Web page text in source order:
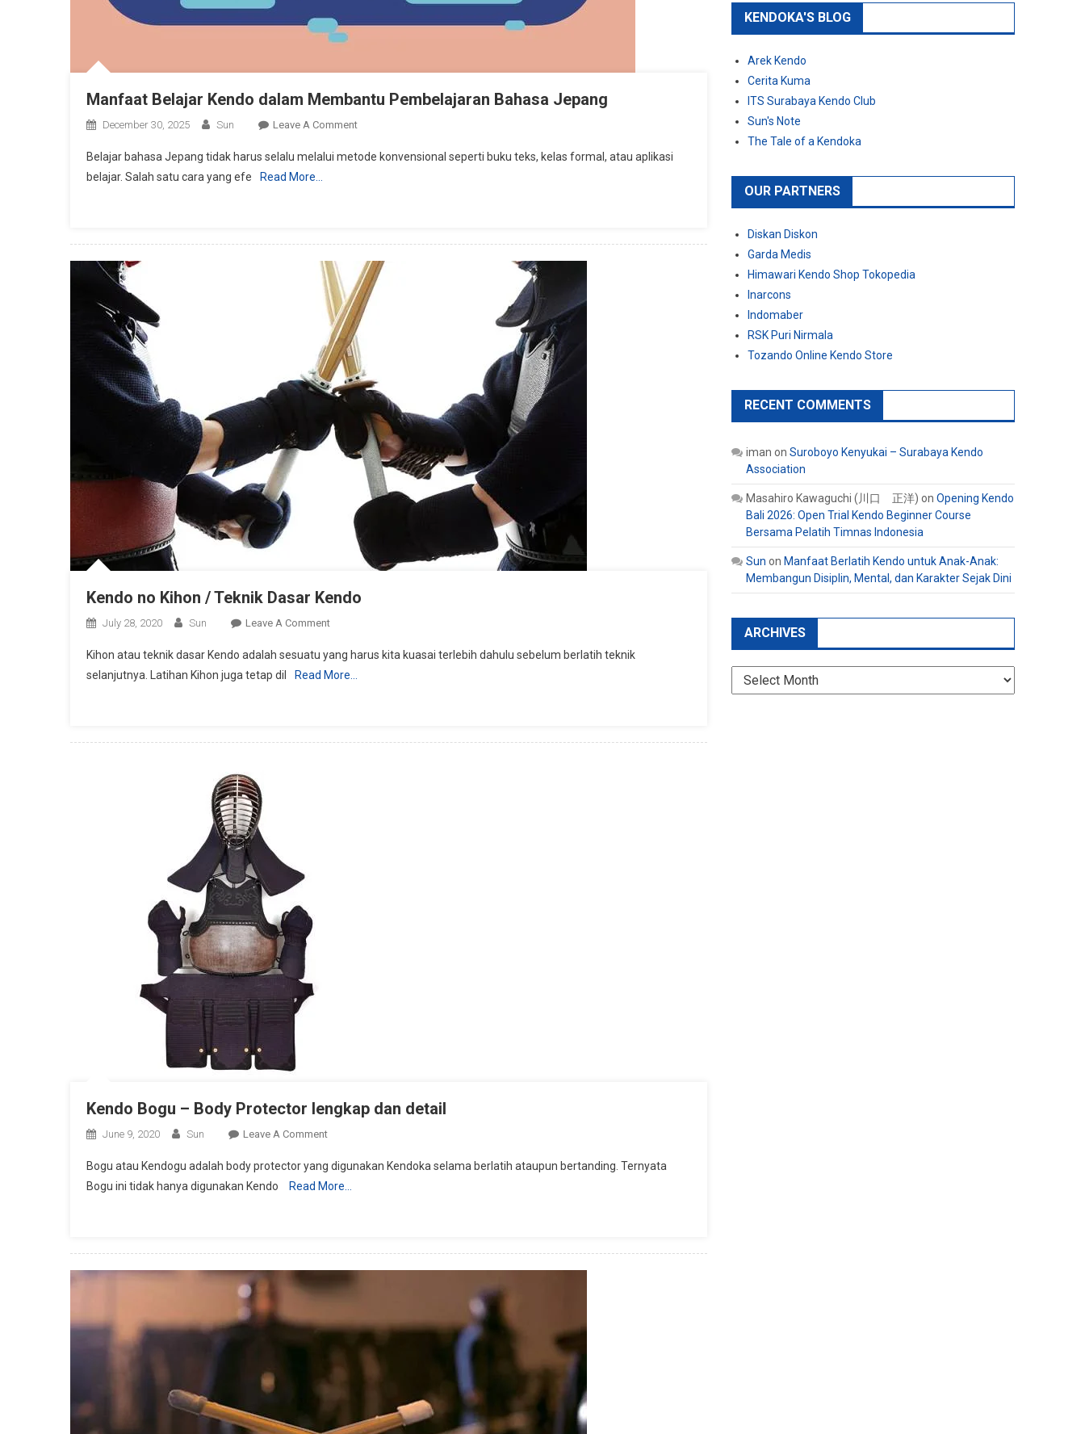
Manfaat Belajar Kendo dalam Membantu Pembelajaran Bahasa Jepang
December 30, 2025 Sun Leave A CommentOn
Belajar
Jepang
Belajar bahasa Jepang tidak harus selalu melalui metode konvensional seperti buku teks, kelas formal, atau aplikasi
belajar. Salah satu cara yang efe
Read More…
Kendo no Kihon / Teknik Dasar Kendo
July 28, 2020 Sun Leave A CommentOn
No
Kihon
Kihon atau teknik dasar Kendo adalah sesuatu yang harus kita kuasai terlebih dahulu sebelum berlatih teknik
selanjutnya. Latihan Kihon juga tetap dil
Read More…
Kendo Bogu – Body Protector lengkap dan detail
June 9, 2020 Sun Leave A CommentOn
Bogu
–
Bogu atau Kendogu adalah body protector yang digunakan Kendoka selama berlatih ataupun bertanding. Ternyata
Bogu ini tidak hanya digunakan Kendo
Read More…
KENDOKA'S BLOG
Arek Kendo
Cerita Kuma
ITS Surabaya Kendo Club
Sun's Note
The Tale of a Kendoka
OUR PARTNERS
Diskan Diskon
Garda Medis
Himawari Kendo Shop Tokopedia
Inarcons
Indomaber
RSK Puri Nirmala
Tozando Online Kendo Store
RECENT COMMENTS
iman on Suroboyo Kenyukai – Surabaya Kendo
Association
Masahiro Kawaguchi (川口 正洋) on Opening Kendo
Bali 2026: Open Trial Kendo Beginner Course
Bersama Pelatih Timnas Indonesia
Sun on Manfaat Berlatih Kendo untuk Anak-Anak:
Membangun Disiplin, Mental, dan Karakter Sejak Dini
ARCHIVES
Archives